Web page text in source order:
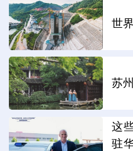
世
苏
这
驻